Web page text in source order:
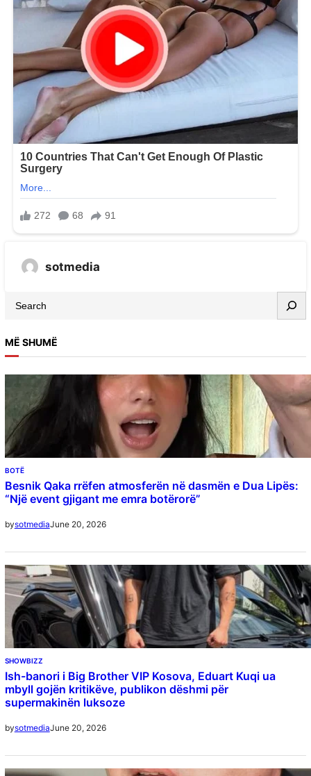
sotmedia
MË SHUMË
BOTË
Besnik Qaka rrëfen atmosferën në dasmën e Dua Lipës:
“Një event gjigant me emra botërorë”
bysotmediaJune 20, 2026
SHOWBIZZ
Ish-banori i Big Brother VIP Kosova, Eduart Kuqi ua
mbyll gojën kritikëve, publikon dëshmi për
supermakinën luksoze
bysotmediaJune 20, 2026